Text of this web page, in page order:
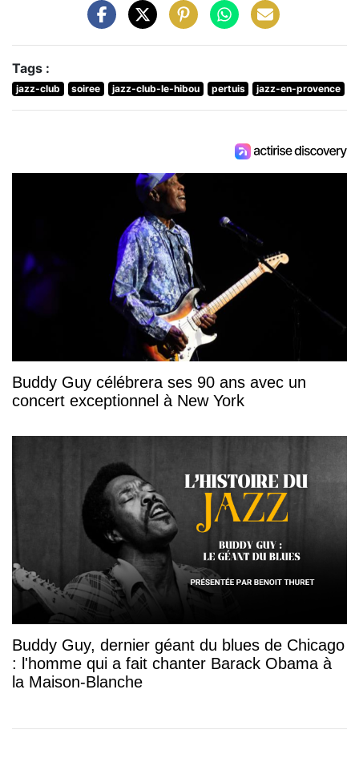
Tags :
jazz-club soiree jazz-club-le-hibou pertuis jazz-en-provence
Buddy Guy célébrera ses 90 ans avec un
concert exceptionnel à New York
Buddy Guy, dernier géant du blues de Chicago
: l'homme qui a fait chanter Barack Obama à
la Maison-Blanche